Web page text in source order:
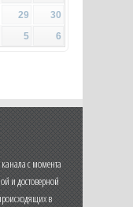
29
30
5 6
с момента
и достоверной
в